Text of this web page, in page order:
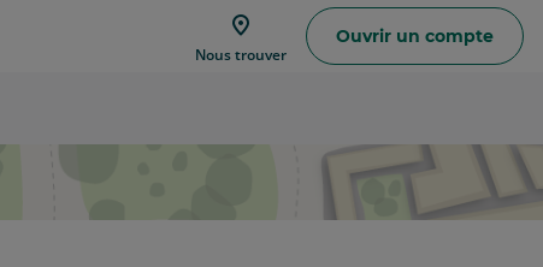
Nous trouver
Trouver
Ouvrir un compte